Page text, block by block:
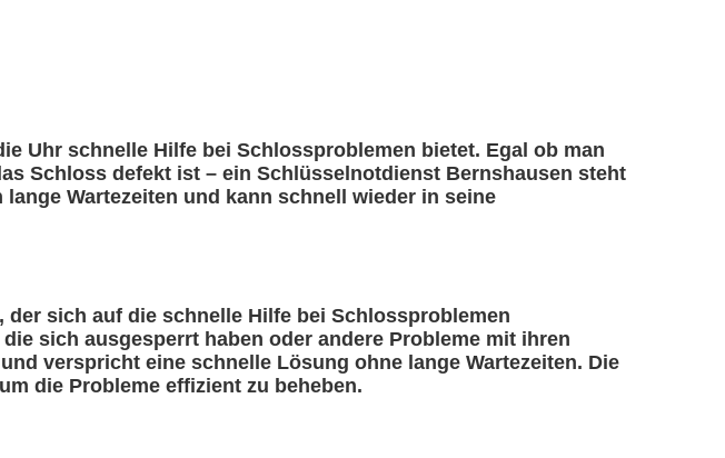
Uhr schnelle Hilfe bei Schlossproblemen bietet. Egal ob man
Schloss defekt ist – ein Schlüsselnotdienst Bernshausen steht
Wartezeiten und kann schnell wieder in seine
sich auf die schnelle Hilfe bei Schlossproblemen
sich ausgesperrt haben oder andere Probleme mit ihren
verspricht eine schnelle Lösung ohne lange Wartezeiten. Die
die Probleme effizient zu beheben.